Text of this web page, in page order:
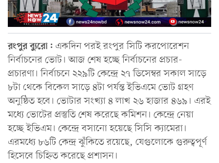
রংপুর ব্যুরো: একদিন পরই রংপুর সিটি করপোরেশন
নির্বাচনের ভোট। আজ শেষ হচ্ছে নির্বাচনের প্রচার-
প্রচারণা। নির্বাচনে ২২৯টি কেন্দ্রে ২৭ ডিসেম্বর সকাল সাড়ে
৮টা থেকে বিকেল সাড়ে ৪টা পর্যন্ত ইভিএমে ভোট গ্রহণ
অনুষ্ঠিত হবে। ভোটার সংখ্যা ৪ লাখ ২৬ হাজার ৪৬৯। এরই
মধ্যে ভোটের প্রস্তুতি শেষ করেছে কমিশন। কেন্দ্রে নেয়া
হচ্ছে ইভিএম। কেন্দ্রে বসানো হয়েছে সিসি ক্যামেরা।
এরমধ্যে ৮৬টি কেন্দ্র ঝুঁকিতে রয়েছে, যেগুলোকে গুরুত্বপূর্ণ
হিসেবে চিহ্নিত করেছে প্রশাসন।